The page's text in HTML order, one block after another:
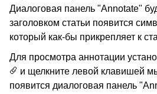
Диалоговая панель "Annotate"
заголовком статьи появится
который как-бы прикрепляет к
Для просмотра аннотации
и щелкните левой клавишей
появится диалоговая панель